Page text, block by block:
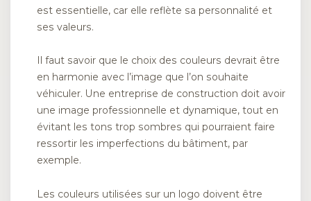
est essentielle, car elle reflète sa personnalité et
ses valeurs.
Il faut savoir que le choix des couleurs devrait être
en harmonie avec l’image que l’on souhaite
véhiculer. Une entreprise de construction doit avoir
une image professionnelle et dynamique, tout en
évitant les tons trop sombres qui pourraient faire
ressortir les imperfections du bâtiment, par
exemple.
Les couleurs utilisées sur un logo doivent être